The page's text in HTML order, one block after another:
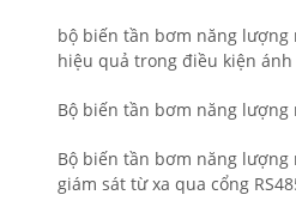
bộ biến tần bơm năng
hiệu quả trong điều kiện ánh
Bộ biến tần bơm năng
Bộ biến tần bơm năng
giám sát từ xa qua cổng